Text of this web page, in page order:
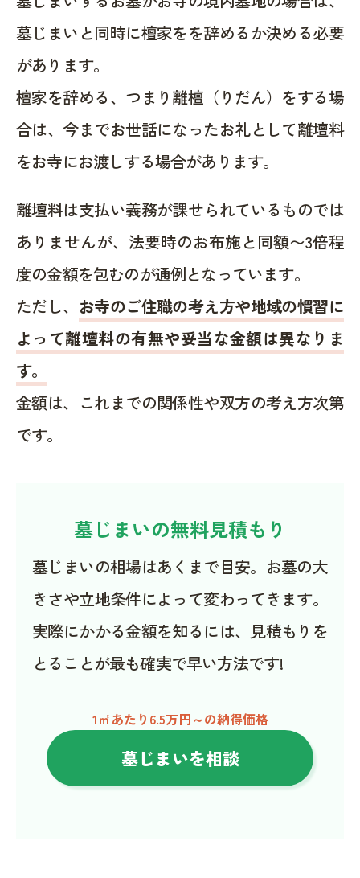
墓じまいと同時に檀家をを辞めるか決める必要
があります。
檀家を辞める、つまり離檀（りだん）をする場
合は、今までお世話になったお礼として離壇料
をお寺にお渡しする場合があります。
離壇料は支払い義務が課せられているものでは
ありませんが、法要時のお布施と同額〜3倍程
度の金額を包むのが通例となっています。
ただし、 お寺のご住職の考え方や地域の慣習に
よって離壇料の有無や妥当な金額は異なりま
す。
金額は、これまでの関係性や双方の考え方次第
です。
墓じまいの無料見積もり
墓じまいの相場はあくまで目安。お墓の大
きさや立地条件によって変わってきます。
実際にかかる金額を知るには、見積もりを
とることが最も確実で早い方法です!
1㎡あたり6.5万円～の納得価格
墓じまいを相談